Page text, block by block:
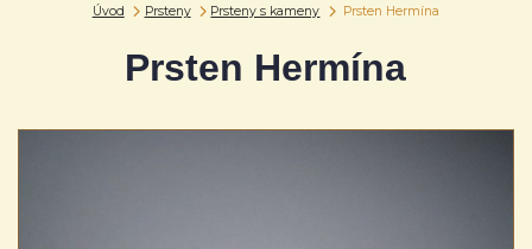
Úvod Prsteny Prsteny s kameny Prsten Hermína
Prsten Hermína